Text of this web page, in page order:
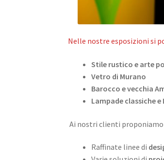
Nelle nostre esposizioni si
Stile rustico e arte
Vetro di Murano
Barocco e vecchia
Lampade classiche
Ai nostri clienti proponiamo
Raffinate linee di